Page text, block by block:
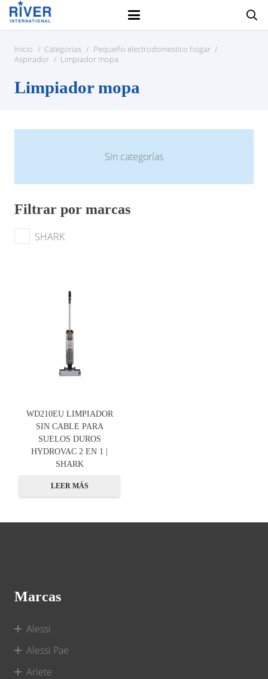
Inicio / Categorias / Pequeño electrodomestico hogar /
Aspirador / Limpiador mopa
Limpiador mopa
Sin categorías
Filtrar por marcas
SHARK
WD210EU LIMPIADOR
SIN CABLE PARA
SUELOS DUROS
HYDROVAC 2 EN 1 |
SHARK
LEER MÁS
Marcas
Alessi
Alessi Pae
Ariete